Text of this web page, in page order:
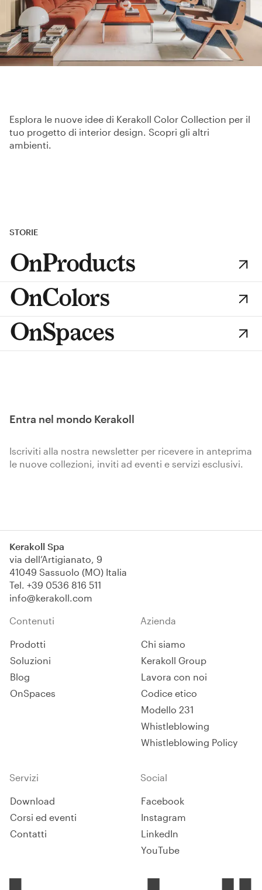
Esplora le nuove idee di Kerakoll Color Collection per il
tuo progetto di interior design. Scopri gli altri
ambienti.
STORIE
OnProducts
OnColors
OnSpaces
Entra nel mondo Kerakoll
Iscriviti alla nostra newsletter per ricevere in anteprima
le nuove collezioni, inviti ad eventi e servizi esclusivi.
Kerakoll Spa
via dell’Artigianato, 9
41049 Sassuolo (MO) Italia
Tel. +39 0536 816 511
info@kerakoll.com
Contenuti
Prodotti
Soluzioni
Blog
OnSpaces
Azienda
Chi siamo
Kerakoll Group
Lavora con noi
Codice etico
Modello 231
Whistleblowing
Whistleblowing Policy
Servizi
Download
Corsi ed eventi
Contatti
Social
Facebook
Instagram
LinkedIn
YouTube